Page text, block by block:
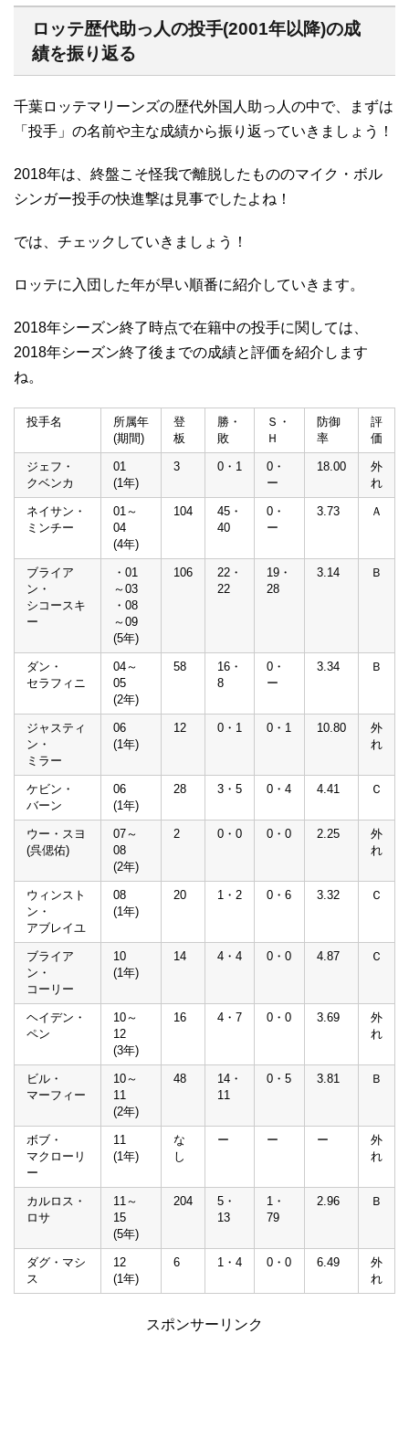
ロッテ歴代助っ人の投手(2001年以降)の成
績を振り返る
千葉ロッテマリーンズの歴代外国人助っ人の中で、まずは
「投手」の名前や主な成績から振り返っていきましょう！
2018年は、終盤こそ怪我で離脱したもののマイク・ボル
シンガー投手の快進撃は見事でしたよね！
では、チェックしていきましょう！
ロッテに入団した年が早い順番に紹介していきます。
2018年シーズン終了時点で在籍中の投手に関しては、
2018年シーズン終了後までの成績と評価を紹介します
ね。
投手名
所属年
(期間)
登
板
勝・
敗
Ｓ・
Ｈ
防御
率
評
価
ジェフ・
クベンカ
01
(1年)
3 0・1
0・
ー
18.00
外
れ
ネイサン・
ミンチー
01～
04
(4年)
104
45・
40
0・
ー
3.73 Ａ
ブライア
ン・
シコースキ
ー
・01
～03
・08
～09
(5年)
106
22・
22
19・
28
3.14 Ｂ
ダン・
セラフィニ
04～
05
(2年)
58
16・
8
0・
ー
3.34 Ｂ
ジャスティ
ン・
ミラー
06
(1年)
12 0・1 0・1 10.80
外
れ
ケビン・
バーン
06
(1年)
28 3・5 0・4 4.41 Ｃ
ウー・スヨ
(呉偲佑)
07～
08
(2年)
2 0・0 0・0 2.25
外
れ
ウィンスト
ン・
アブレイユ
08
(1年)
20 1・2 0・6 3.32 Ｃ
ブライア
ン・
コーリー
10
(1年)
14 4・4 0・0 4.87 Ｃ
ヘイデン・
ペン
10～
12
(3年)
16 4・7 0・0 3.69
外
れ
ビル・
マーフィー
10～
11
(2年)
48
14・
11
0・5 3.81 Ｂ
ボブ・
マクローリ
ー
11
(1年)
な
し
ー ー ー
外
れ
カルロス・
ロサ
11～
15
(5年)
204
5・
13
1・
79
2.96 Ｂ
ダグ・マシ
ス
12
(1年)
6 1・4 0・0 6.49
外
れ
スポンサーリンク